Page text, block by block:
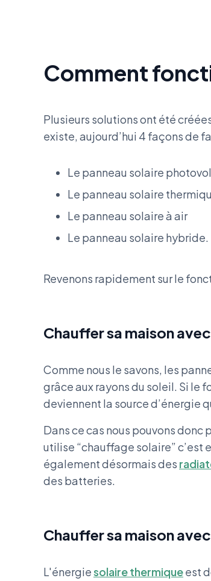
Comment
Plusieurs solutions ont été
existe, aujourd’hui 4 façons de
Le panneau solaire
Le panneau solaire
Le panneau solaire à air
Le panneau solaire hybride.
Revenons rapidement sur le
Chauffer sa maison
Comme nous le savons, les
grâce aux rayons du soleil. Si le
deviennent la source d’énergie
Dans ce cas nous pouvons
utilise “chauffage solaire” c’est
également désormais des
des batteries.
Chauffer sa maison
L'énergiesolaire thermiqueest